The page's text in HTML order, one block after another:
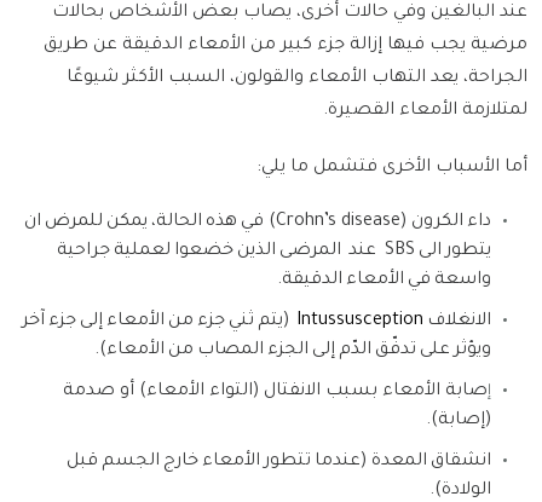
عند البالغين وفي حالات أخرى، يصاب بعض الأشخاص بحالات
مرضية يجب فيها إزالة جزء كبير من الأمعاء الدقيقة عن طريق
الجراحة، يعد التهاب الأمعاء والقولون، السبب الأكثر شيوعًا
لمتلازمة الأمعاء القصيرة.
أما الأسباب الأخرى فتشمل ما يلي:
داء الكرون (
Crohn’s disease
) في هذه الحالة، يمكن للمرض ان
يتطور الى SBS عند المرضى الذين خضعوا لعملية جراحية
واسعة في الأمعاء الدقيقة.
الانغلاف Intussusception
(يتم ثني جزء من الأمعاء إلى جزء آخر
ويؤثر على تدفّق الدّم إلى الجزء المصاب من الأمعاء)
.
إصابة الأمعاء بسبب الانفتال (التواء الأمعاء) أو صدمة
(إصابة).
انشقاق المعدة (عندما تتطور الأمعاء خارج الجسم قبل
الولادة)
.